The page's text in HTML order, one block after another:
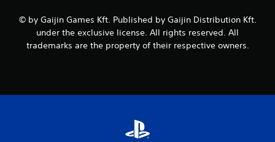
© by Gaijin Games Kft. Published by Gaijin Distribution Kft.
under the exclusive license. All rights reserved. All
trademarks are the property of their respective owners.